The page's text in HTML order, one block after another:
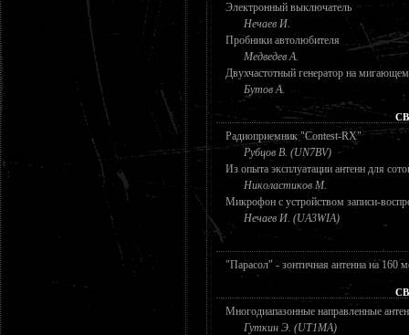
Электронный выключатель
Нечаев И.
Пробники автолюбителя
Медведев А.
Двухчастотный генератор на
Бутов А.
Радиоприемник "Contest-RX"
Рубцов В. (UN7BV)
Из опыта эксплуатации антенн для
Николастиков М.
Микрофон с устройством записи-
Нечаев И. (UA3WIA)
"Парасол" - зонтичная антенна на 160
Многодиапазонные направленные
Гуткин Э. (UT1MA)